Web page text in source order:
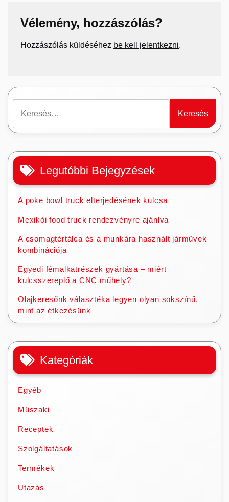
Vélemény, hozzászólás?
Hozzászólás küldéséhez be kell jelentkezni.
Legutóbbi Bejegyzések
A poke bowl truck elterjedésének kulcsa
Mexikói food truck rendezvényre ajánlva
A csomagtértálca és a munkára használt járművek
kombinációja
Egyedi fémalkatrészek gyártása – miért
kulcsszereplő a CNC műhely?
Olajkeresőnk választéka legyen olyan sokszínű,
mint az étkezésünk
Kategóriák
Egyéb
Műszaki
Receptek
Szolgáltatások
Termékek
Utazás